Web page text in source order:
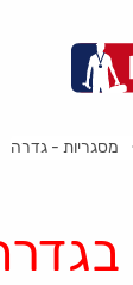
מסגריות - גדרה